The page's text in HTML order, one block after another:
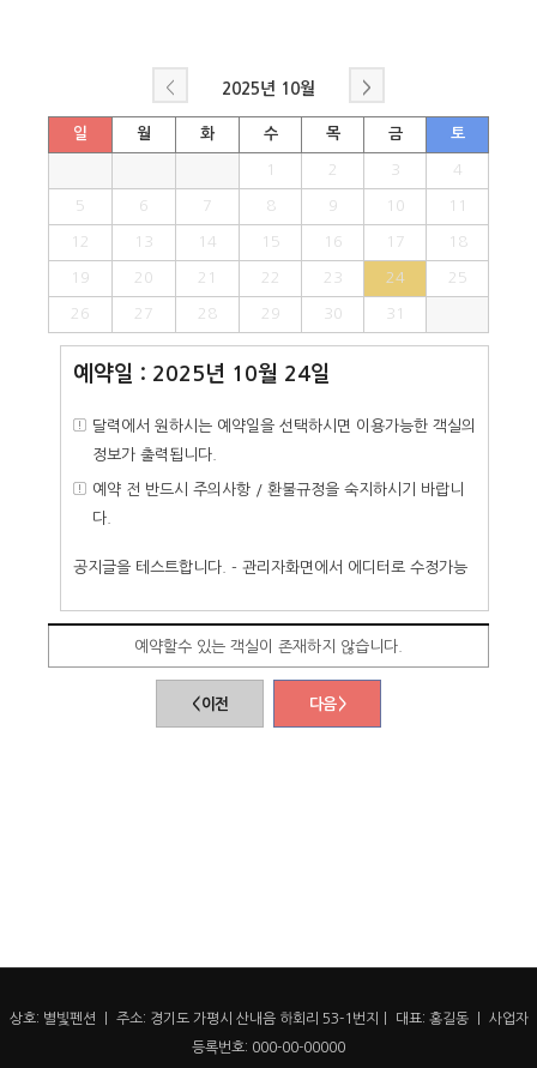
< 2025년 10월 >
일 월 화 수 목 금 토
1 2 3 4
5 6 7 8 9 10 11
12 13 14 15 16 17 18
19 20 21 22 23 24 25
26 27 28 29 30 31
예약일 : 2025년 10월 24일
달력에서 원하시는 예약일을 선택하시면 이용가능한 객실의
정보가 출력됩니다.
예약 전 반드시 주의사항 / 환불규정을 숙지하시기 바랍니
다.
공지글을 테스트합니다. - 관리자화면에서 에디터로 수정가능
예약할수 있는 객실이 존재하지 않습니다.
< 이전 다음 >
상호: 별빛펜션 ㅣ 주소: 경기도 가평시 산내음 하회리 53-1번지ㅣ 대표: 홍길동 ㅣ 사업자
등록번호: 000-00-00000